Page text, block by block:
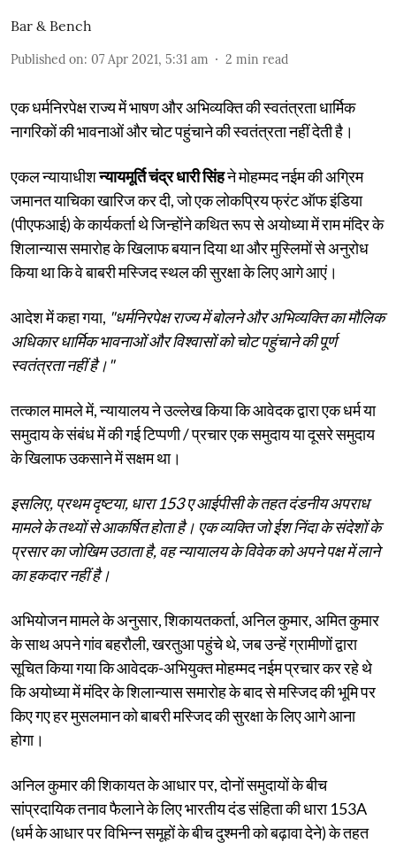
Bar & Bench
Published on: 07 Apr 2021, 5:31 am 2 min read
एक धर्मनिरपेक्ष राज्य में भाषण और अभिव्यक्ति की स्वतंत्रता धार्मिक
नागरिकों की भावनाओं और चोट पहुंचाने की स्वतंत्रता नहीं देती है।
एकल न्यायाधीशन्यायमूर्ति चंद्र धारी सिंहने मोहम्मद नईम की अग्रिम
जमानत याचिका खारिज कर दी, जो एक लोकप्रिय फ्रंट ऑफ इंडिया
(पीएफआई) के कार्यकर्ता थे जिन्होंने कथित रूप से अयोध्या में राम मंदिर के
शिलान्यास समारोह के खिलाफ बयान दिया था और मुस्लिमों से अनुरोध
किया था कि वे बाबरी मस्जिद स्थल की सुरक्षा के लिए आगे आएं।
आदेश में कहा गया, "धर्मनिरपेक्ष राज्य में बोलने और अभिव्यक्ति का मौलिक
अधिकार धार्मिक भावनाओं और विश्वासों को चोट पहुंचाने की पूर्ण
स्वतंत्रता नहीं है।"
तत्काल मामले में, न्यायालय ने उल्लेख किया कि आवेदक द्वारा एक धर्म या
समुदाय के संबंध में की गई टिप्पणी / प्रचार एक समुदाय या दूसरे समुदाय
के खिलाफ उकसाने में सक्षम था।
इसलिए, प्रथम दृष्टया, धारा 153 ए आईपीसी के तहत दंडनीय अपराध
मामले के तथ्यों से आकर्षित होता है। एक व्यक्ति जो ईश निंदा के संदेशों के
प्रसार का जोखिम उठाता है, वह न्यायालय के विवेक को अपने पक्ष में लाने
का हकदार नहीं है।
अभियोजन मामले के अनुसार, शिकायतकर्ता, अनिल कुमार, अमित कुमार
के साथ अपने गांव बहरौली, खरतुआ पहुंचे थे, जब उन्हें ग्रामीणों द्वारा
सूचित किया गया कि आवेदक-अभियुक्त मोहम्मद नईम प्रचार कर रहे थे
कि अयोध्या में मंदिर के शिलान्यास समारोह के बाद से मस्जिद की भूमि पर
किए गए हर मुसलमान को बाबरी मस्जिद की सुरक्षा के लिए आगे आना
होगा।
अनिल कुमार की शिकायत के आधार पर, दोनों समुदायों के बीच
सांप्रदायिक तनाव फैलाने के लिए भारतीय दंड संहिता की धारा 153A
(धर्म के आधार पर विभिन्न समूहों के बीच दुश्मनी को बढ़ावा देने) के तहत